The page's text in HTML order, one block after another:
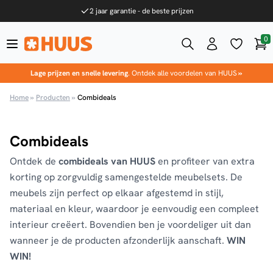
2 jaar garantie - de beste prijzen
0
Lage prijzen en snelle levering. Ontdek alle voordelen van HUUS»
Home» Producten » Combideals
Combideals
Ontdek de combideals van HUUSen profiteer van extra
korting op zorgvuldig samengestelde meubelsets. De
meubels zijn perfect op elkaar afgestemd in stijl,
materiaal en kleur, waardoor je eenvoudig een compleet
interieur creëert. Bovendien ben je voordeliger uit dan
wanneer je de producten afzonderlijk aanschaft. WIN
WIN!